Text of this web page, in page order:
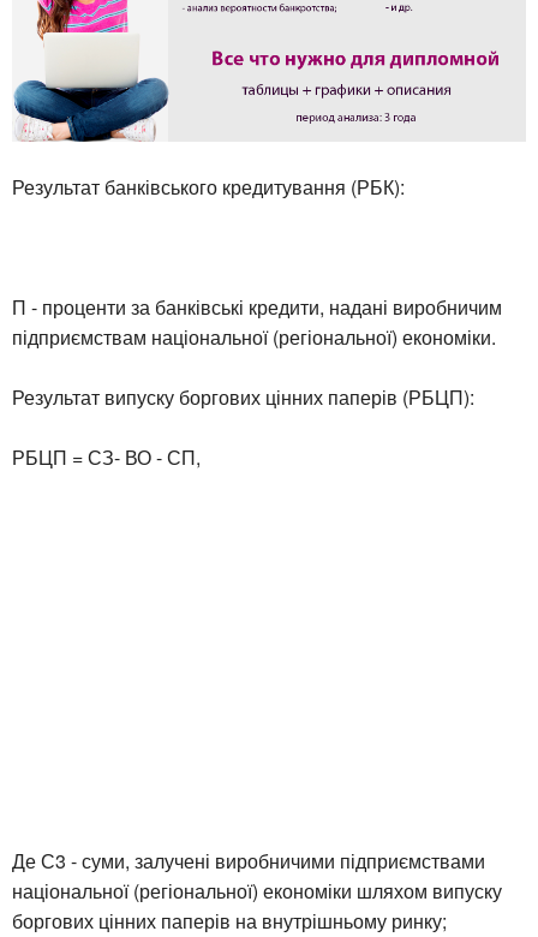
Результат банківського кредитування (РБК):
П - проценти за банківські кредити, надані виробничим
підприємствам національної (регіональної) економіки.
Результат випуску боргових цінних паперів (РБЦП):
РБЦП = СЗ- ВО - СП,
Де С3 - суми, залучені виробничими підприємствами
національної (регіональної) економіки шляхом випуску
боргових цінних паперів на внутрішньому ринку;